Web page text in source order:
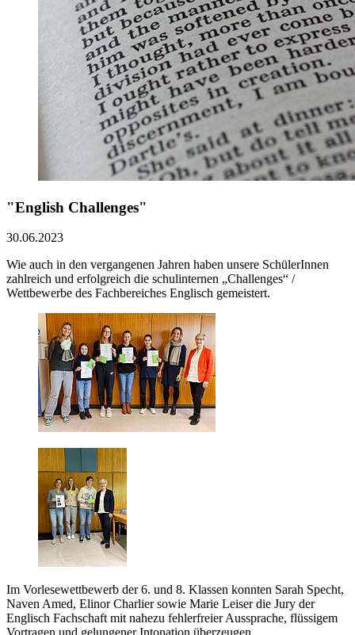
"English Challenges"
30.06.2023
Wie auch in den vergangenen Jahren haben unsere SchülerInnen
zahlreich und erfolgreich die schulinternen „Challenges“ /
Wettbewerbe des Fachbereiches Englisch gemeistert.
Im Vorlesewettbewerb der 6. und 8. Klassen konnten Sarah Specht,
Naven Amed, Elinor Charlier sowie Marie Leiser die Jury der
Englisch Fachschaft mit nahezu fehlerfreier Aussprache, flüssigem